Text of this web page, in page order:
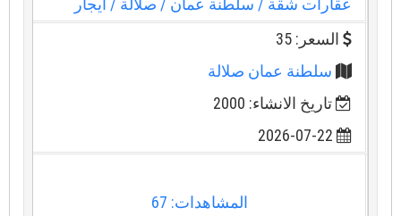
السعر: 35
سلطنة عمان صلالة
تاريخ الانشاء: 2000
2026-07-22
المشاهدات: 67